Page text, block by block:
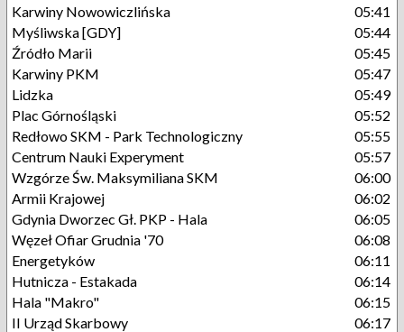
Karwiny Nowowiczlińska
05:41
Myśliwska [GDY]
05:44
Źródło Marii
05:45
Karwiny PKM
05:47
Lidzka
05:49
Plac Górnośląski
05:52
Redłowo SKM - Park Technologiczny
05:55
Centrum Nauki Experyment
05:57
Wzgórze Św. Maksymiliana SKM
06:00
Armii Krajowej
06:02
Gdynia Dworzec Gł. PKP - Hala
06:05
Węzeł Ofiar Grudnia '70
06:08
Energetyków
06:11
Hutnicza - Estakada
06:14
Hala "Makro"
06:15
II Urząd Skarbowy
06:17